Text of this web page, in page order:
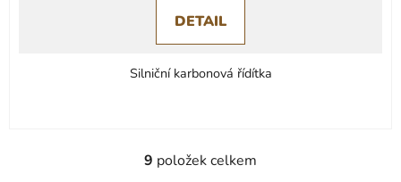
DETAIL
Silniční karbonová řídítka
O
9 položek celkem